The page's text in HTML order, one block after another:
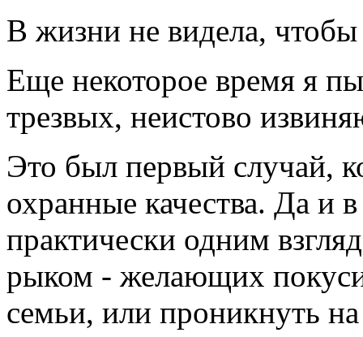
В жизни не видела,
Еще некоторое время я
трезвых, неистово
Это был первый случай,
охранные качества. Да и
практически одним
рыком - желающих
семьи, или проникнуть